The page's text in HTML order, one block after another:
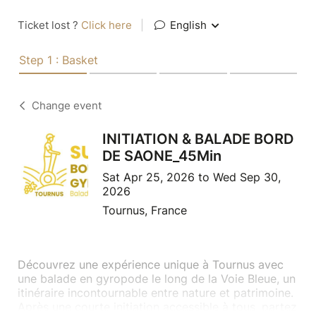
Ticket lost ? Click here English
Step 1 : Basket
Change event
INITIATION & BALADE BORD
DE SAONE_45Min
Sat Apr 25, 2026 to Wed Sep 30,
2026
Tournus, France
Découvrez une expérience unique à Tournus avec
une balade en gyropode le long de la Voie Bleue, un
itinéraire incontournable entre nature et patrimoine.